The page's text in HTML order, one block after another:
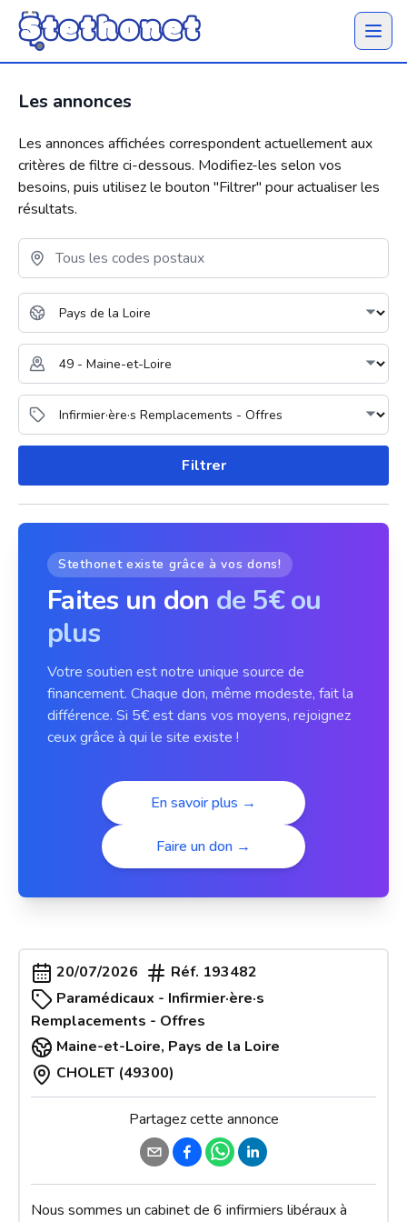
Ouvrir
Les annonces
Les annonces affichées correspondent actuellement aux
critères de filtre ci-dessous. Modifiez-les selon vos
besoins, puis utilisez le bouton "Filtrer" pour actualiser les
résultats.
Filtrer
Stethonet existe grâce à vos dons!
Faites un don de 5€ ou
plus
Votre soutien est notre unique source de
financement. Chaque don, même modeste, fait la
différence. Si 5€ est dans vos moyens, rejoignez
ceux grâce à qui le site existe !
En savoir plus →
Faire un don →
20/07/2026 Réf. 193482
Paramédicaux - Infirmier·ère·s
Remplacements - Offres
Maine-et-Loire, Pays de la Loire
CHOLET (49300)
Partagez cette annonce
Nous sommes un cabinet de 6 infirmiers libéraux à